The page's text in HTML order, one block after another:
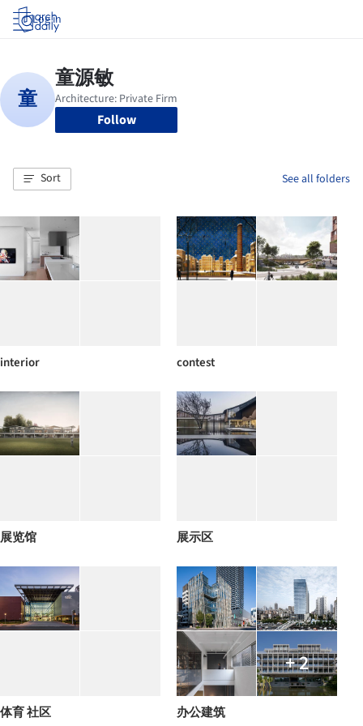
Log in
Follow
Sort See all folders
interior contest
展览馆 展示区
体育 社区
+ 2
办公建筑